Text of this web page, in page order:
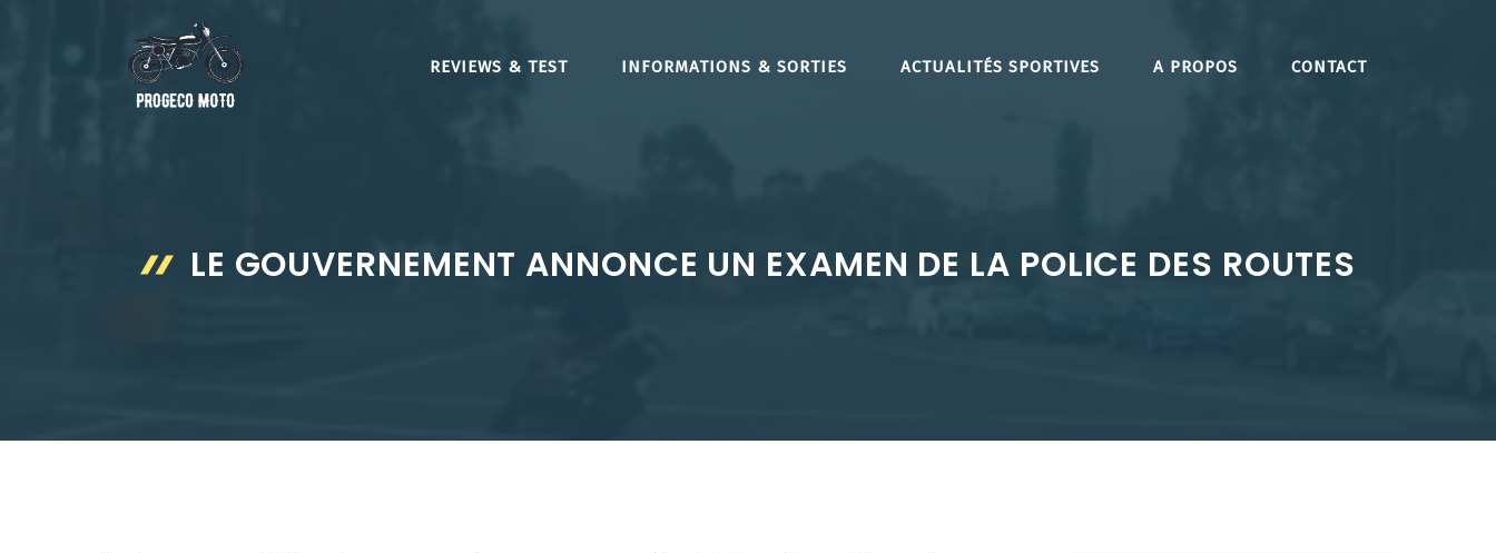
REVIEWS & TEST INFORMATIONS & SORTIES ACTUALITÉS SPORTIVES A PROPOS CONTACT
LE GOUVERNEMENT ANNONCE UN EXAMEN DE LA POLICE DES ROUTES